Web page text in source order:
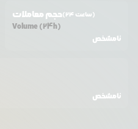
حجم معاملات (24 ساعت)
Volume (24h)
نامشخص
نامشخص